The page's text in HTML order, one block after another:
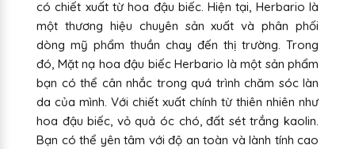
có chiết xuất từ hoa đậu biếc. Hiện tại, Herbario là
một thương hiệu chuyên sản xuất và phân phối
dòng mỹ phẩm thuần chay đến thị trường. Trong
đó, Mặt nạ hoa đậu biếc Herbario là một sản phẩm
bạn có thể cân nhắc trong quá trình chăm sóc làn
da của mình. Với chiết xuất chính từ thiên nhiên như
hoa đậu biếc, vỏ quả óc chó, đất sét trắng kaolin.
Bạn có thể yên tâm với độ an toàn và lành tính cao